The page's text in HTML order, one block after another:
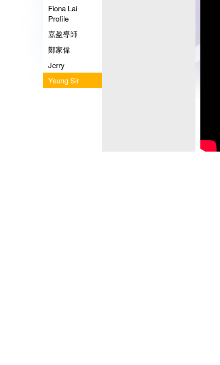
Fiona Lai
Profile
嘉盈導師
鄭家偉
Jerry
Yeung Sir